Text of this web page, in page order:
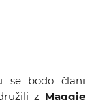
se bodo člani
z Maggie